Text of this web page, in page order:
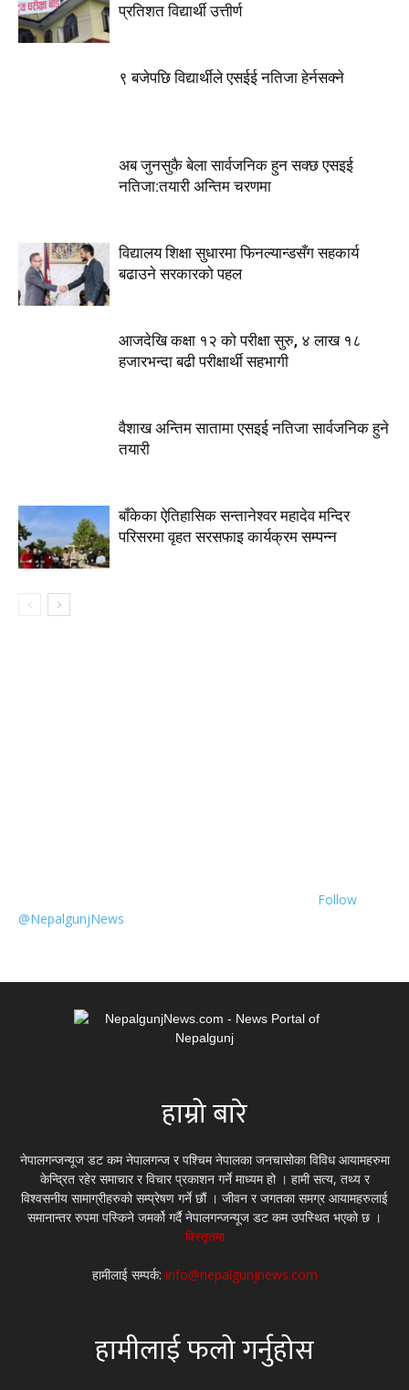
प्रतिशत विद्यार्थी उत्तीर्ण
९ बजेपछि विद्यार्थीले एसईई नतिजा हेर्नसक्ने
अब जुनसुकै बेला सार्वजनिक हुन सक्छ एसइई
नतिजा:तयारी अन्तिम चरणमा
विद्यालय शिक्षा सुधारमा फिनल्यान्डसँग सहकार्य
बढाउने सरकारको पहल
आजदेखि कक्षा १२ को परीक्षा सुरु, ४ लाख १८
हजारभन्दा बढी परीक्षार्थी सहभागी
वैशाख अन्तिम सातामा एसइई नतिजा सार्वजनिक हुने
तयारी
बाँकेका ऐतिहासिक सन्तानेश्वर महादेव मन्दिर
परिसरमा वृहत सरसफाइ कार्यक्रम सम्पन्न
Follow
@NepalgunjNews
हाम्रो बारे
नेपालगन्जन्यूज डट कम नेपालगन्ज र पश्चिम नेपालका जनचासोका विविध आयामहरुमा
केन्द्रित रहेर समाचार र विचार प्रकाशन गर्ने माध्यम हो । हामी सत्य, तथ्य र
विश्वसनीय सामाग्रीहरुको सम्प्रेषण गर्ने छौं । जीवन र जगतका समग्र आयामहरुलाई
समानान्तर रुपमा पस्किने जमर्को गर्दै नेपालगन्जन्यूज डट कम उपस्थित भएको छ ।
विस्तृतमा
हामीलाई सम्पर्क: info@nepalgunjnews.com
हामीलाई फलो गर्नुहोस